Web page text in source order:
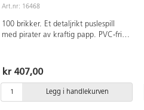
Art.nr: 16468
100 brikker. Et detaljrikt puslespill
med pirater av kraftig papp. PVC-fri.
kr 407,00
Legg i handlekurven